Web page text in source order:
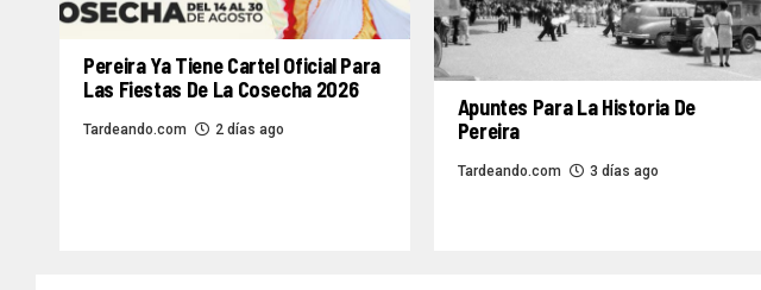
Pereira Ya Tiene Cartel Oficial Para
Las Fiestas De La Cosecha 2026
Tardeando.com 2 días ago
Apuntes Para La Historia De
Pereira
Tardeando.com 3 días ago